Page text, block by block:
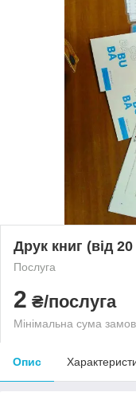
Друк книг (від
Послуга
2 ₴/послуга
Мінімальна сума
Опис